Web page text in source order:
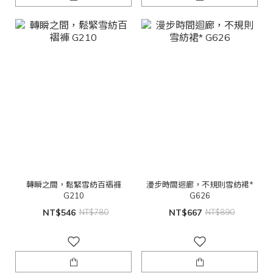
轉瞬之間，鬆緊雪紡百褶褲
G210
NT$546 NT$780
漫步時間迴廊，不規則雪紡裙*
G626
NT$667 NT$890